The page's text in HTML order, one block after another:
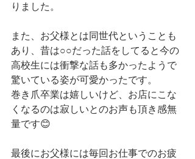
りました。
また、お父様とは同世代ということも
あり、昔は○○だった話をしてると今の
高校生には衝撃な話も多かったようで
驚いている姿が可愛かったです。
巻き爪卒業は嬉しいけど、お店にこな
くなるのは寂しいとのお声も頂き感無
量です😊
最後にお父様には毎回お仕事でのお疲